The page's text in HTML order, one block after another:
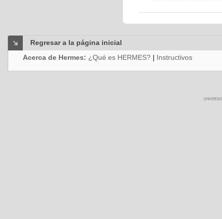
Regresar a la página inicial
Acerca de Hermes: ¿Qué es HERMES? | Instructivos